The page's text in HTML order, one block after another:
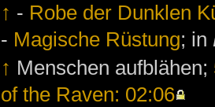
↑ - Robe der Dunklen
- Magische Rüstung; in
↑ Menschen aufblähen;
of the Raven: 02:06